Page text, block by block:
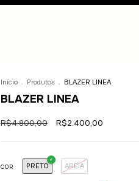
Início . Produtos . BLAZER LINEA
BLAZER LINEA
R$4.800,00 R$2.400,00
COR PRETO AREIA